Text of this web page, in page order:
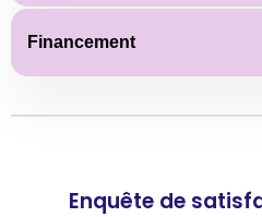
Financement
Enquête de